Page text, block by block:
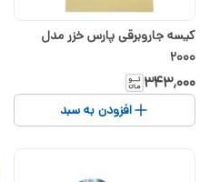
کیسه جاروبرقی پارس خزر مدل
2000
۳۴۳٬۰۰۰
افزودن به سبد